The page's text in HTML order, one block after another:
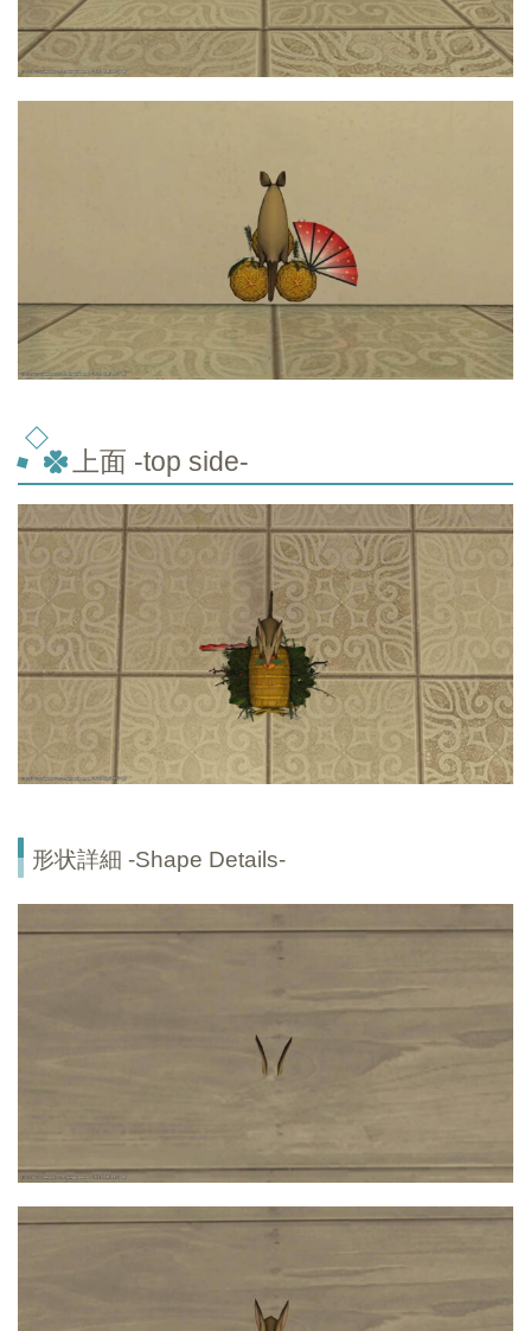
上面 -top side-
形状詳細 -Shape Details-